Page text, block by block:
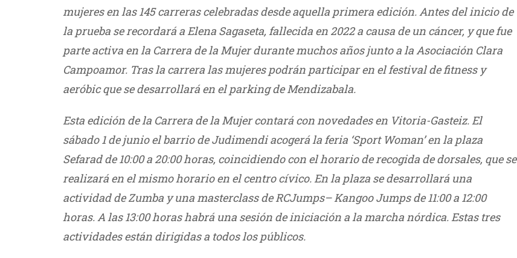
mujeres en las 145 carreras celebradas desde aquella primera edición. Antes del inicio de
la prueba se recordará a Elena Sagaseta, fallecida en 2022 a causa de un cáncer, y que fue
parte activa en la Carrera de la Mujer durante muchos años junto a la Asociación Clara
Campoamor. Tras la carrera las mujeres podrán participar en el festival de fitness y
aeróbic que se desarrollará en el parking de Mendizabala.
Esta edición de la Carrera de la Mujer contará con novedades en Vitoria-Gasteiz. El
sábado 1 de junio el barrio de Judimendi acogerá la feria ‘Sport Woman’ en la plaza
Sefarad de 10:00 a 20:00 horas, coincidiendo con el horario de recogida de dorsales, que se
realizará en el mismo horario en el centro cívico. En la plaza se desarrollará una
actividad de Zumba y una masterclass de RCJumps– Kangoo Jumps de 11:00 a 12:00
horas. A las 13:00 horas habrá una sesión de iniciación a la marcha nórdica. Estas tres
actividades están dirigidas a todos los públicos.